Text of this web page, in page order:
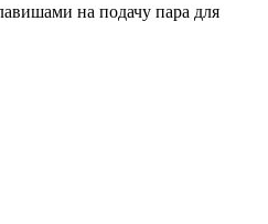
на подачу пара для